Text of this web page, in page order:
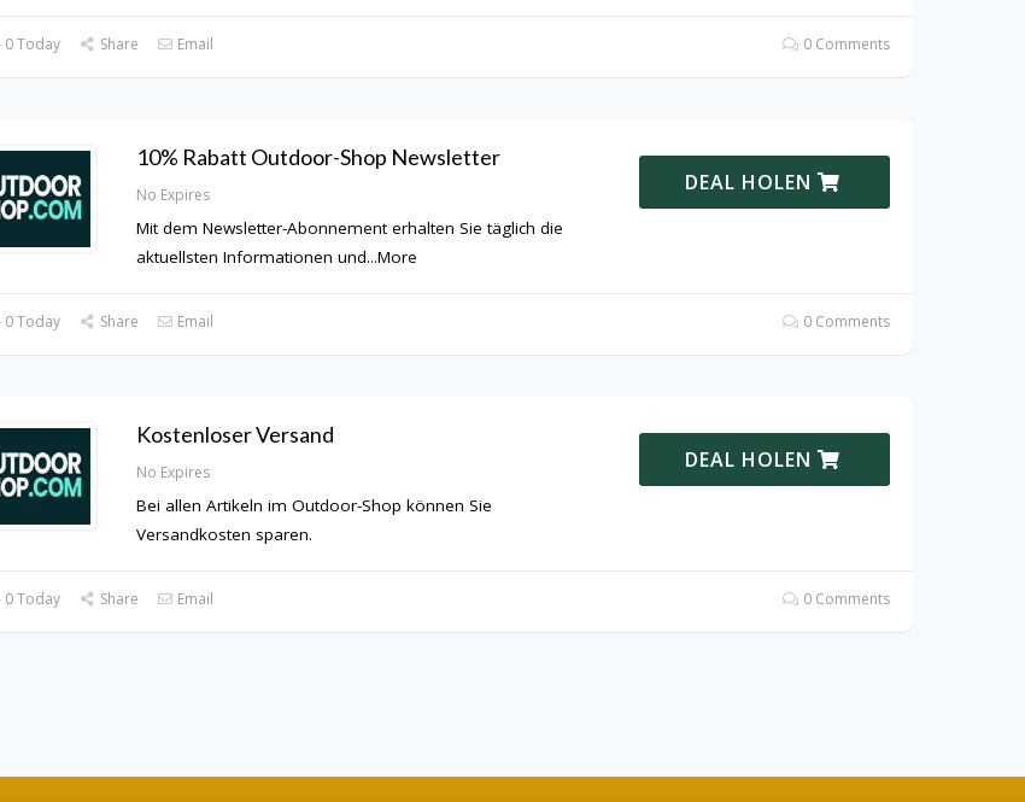
0 Today Share Email 0 Comments
10% Rabatt Outdoor-Shop Newsletter
No Expires
Mit dem Newsletter-Abonnement erhalten Sie täglich die
aktuellsten Informationen und...More
DEAL HOLEN
0 Today Share Email 0 Comments
Kostenloser Versand
No Expires
Bei allen Artikeln im Outdoor-Shop können Sie
Versandkosten sparen.
DEAL HOLEN
0 Today Share Email 0 Comments